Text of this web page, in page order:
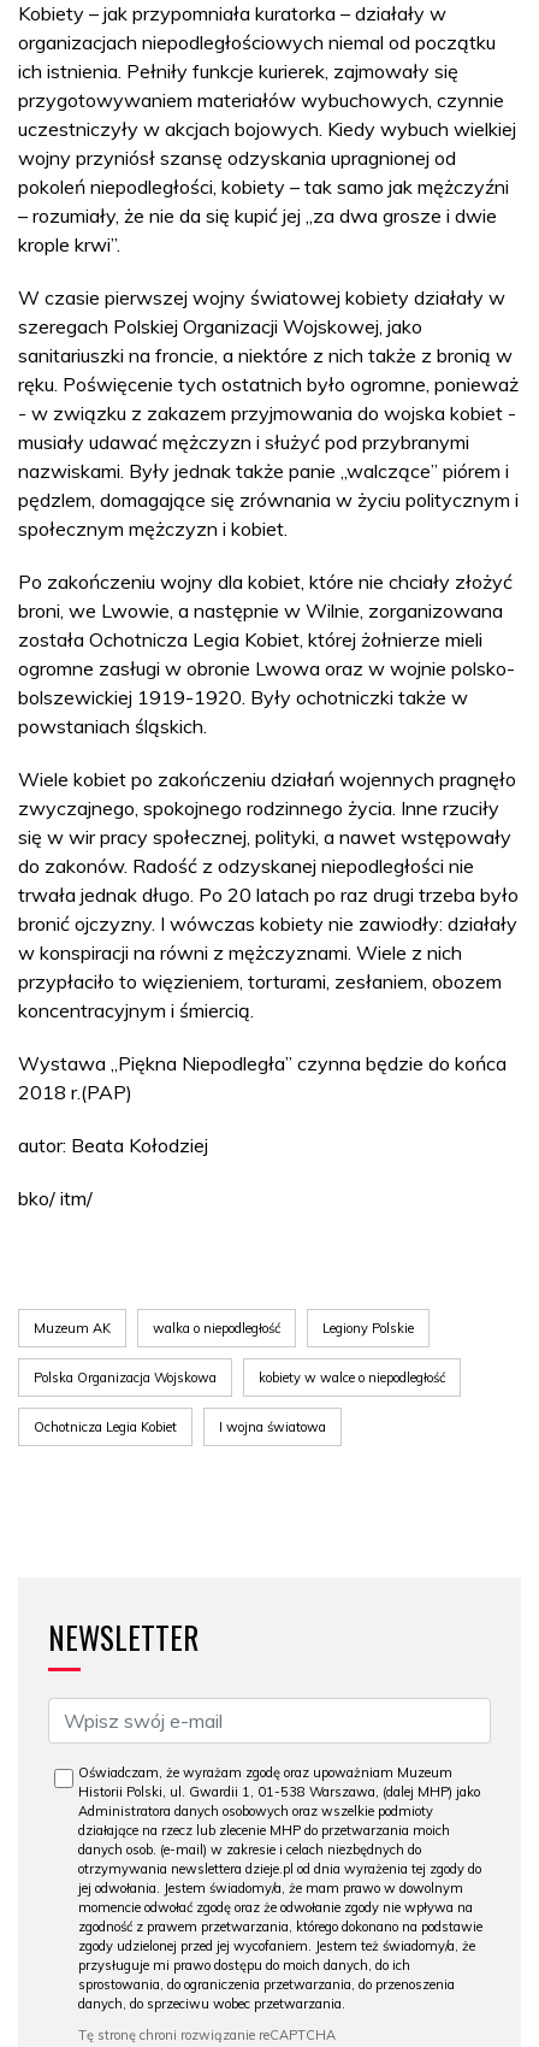
Kobiety – jak przypomniała kuratorka – działały w
organizacjach niepodległościowych niemal od początku
ich istnienia. Pełniły funkcje kurierek, zajmowały się
przygotowywaniem materiałów wybuchowych, czynnie
uczestniczyły w akcjach bojowych. Kiedy wybuch wielkiej
wojny przyniósł szansę odzyskania upragnionej od
pokoleń niepodległości, kobiety – tak samo jak mężczyźni
– rozumiały, że nie da się kupić jej „za dwa grosze i dwie
krople krwi”.
W czasie pierwszej wojny światowej kobiety działały w
szeregach Polskiej Organizacji Wojskowej, jako
sanitariuszki na froncie, a niektóre z nich także z bronią w
ręku. Poświęcenie tych ostatnich było ogromne, ponieważ
- w związku z zakazem przyjmowania do wojska kobiet -
musiały udawać mężczyzn i służyć pod przybranymi
nazwiskami. Były jednak także panie „walczące” piórem i
pędzlem, domagające się zrównania w życiu politycznym i
społecznym mężczyzn i kobiet.
Po zakończeniu wojny dla kobiet, które nie chciały złożyć
broni, we Lwowie, a następnie w Wilnie, zorganizowana
została Ochotnicza Legia Kobiet, której żołnierze mieli
ogromne zasługi w obronie Lwowa oraz w wojnie polsko-
bolszewickiej 1919-1920. Były ochotniczki także w
powstaniach śląskich.
Wiele kobiet po zakończeniu działań wojennych pragnęło
zwyczajnego, spokojnego rodzinnego życia. Inne rzuciły
się w wir pracy społecznej, polityki, a nawet wstępowały
do zakonów. Radość z odzyskanej niepodległości nie
trwała jednak długo. Po 20 latach po raz drugi trzeba było
bronić ojczyzny. I wówczas kobiety nie zawiodły: działały
w konspiracji na równi z mężczyznami. Wiele z nich
przypłaciło to więzieniem, torturami, zesłaniem, obozem
koncentracyjnym i śmiercią.
Wystawa „Piękna Niepodległa” czynna będzie do końca
2018 r.(PAP)
autor: Beata Kołodziej
bko/ itm/
Muzeum AK walka o niepodległość Legiony Polskie
Polska Organizacja Wojskowa kobiety w walce o niepodległość
Ochotnicza Legia Kobiet I wojna światowa
NEWSLETTER
Oświadczam, że wyrażam zgodę oraz upoważniam Muzeum
Historii Polski, ul. Gwardii 1, 01-538 Warszawa, (dalej MHP) jako
Administratora danych osobowych oraz wszelkie podmioty
działające na rzecz lub zlecenie MHP do przetwarzania moich
danych osob. (e-mail) w zakresie i celach niezbędnych do
otrzymywania newslettera dzieje.pl od dnia wyrażenia tej zgody do
jej odwołania. Jestem świadomy/a, że mam prawo w dowolnym
momencie odwołać zgodę oraz że odwołanie zgody nie wpływa na
zgodność z prawem przetwarzania, którego dokonano na podstawie
zgody udzielonej przed jej wycofaniem. Jestem też świadomy/a, że
przysługuje mi prawo dostępu do moich danych, do ich
sprostowania, do ograniczenia przetwarzania, do przenoszenia
danych, do sprzeciwu wobec przetwarzania.